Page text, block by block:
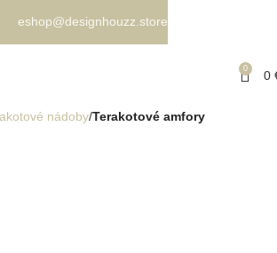
0 0
nádoby Terakotové amfory
eshop@designhouzz.store